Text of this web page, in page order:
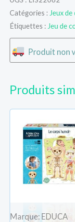
Catégories : Jeux
Étiquettes : Jeu de
Produit non
Produits
Marque: EDUCA